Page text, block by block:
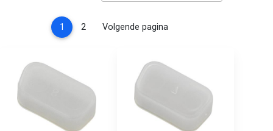
1 (current)
2 Volgende pagina